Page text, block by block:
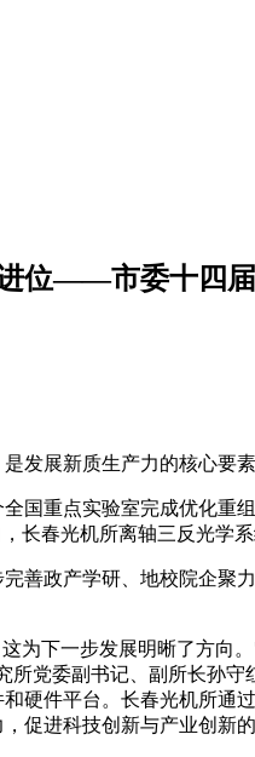
位——市委十四
发展新质生产力的核心要素
国重点实验室完成优化
长春光机所离轴三反光
善政产学研、地校院企
为下一步发展明晰了方向
党委副书记、副所长孙
硬件平台。长春光机所
促进科技创新与产业创新